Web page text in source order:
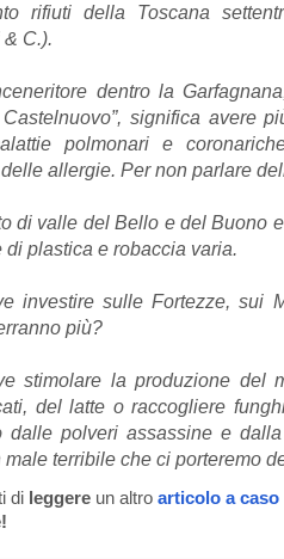
rifiuti della Toscana
C.).
dentro la
significa avere
polmonari e
allergie. Per non parlare
di valle del Bello e del Buono
di plastica e robaccia varia.
investire sulle Fortezze, sui
più?
stimolare la produzione del
del latte o raccogliere
dalle polveri assassine e
terribile che ci porteremo
di leggere un altro articolo a caso